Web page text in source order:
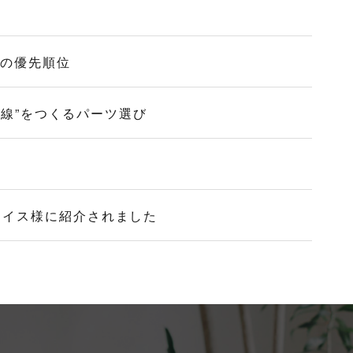
優先順位
”をつくるパーツ選び
ス様に紹介されました